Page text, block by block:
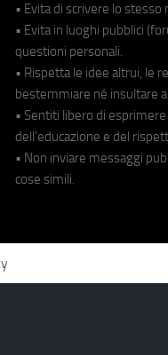
• Evita di scrivere lo
• Evita in luoghi pubblici
questioni personali.
• Rispetta le idee altrui, le
bestemmiare né insultare
• Sentiti libero di
dell'educazione e del
• Non inviare messaggi
cose simili.